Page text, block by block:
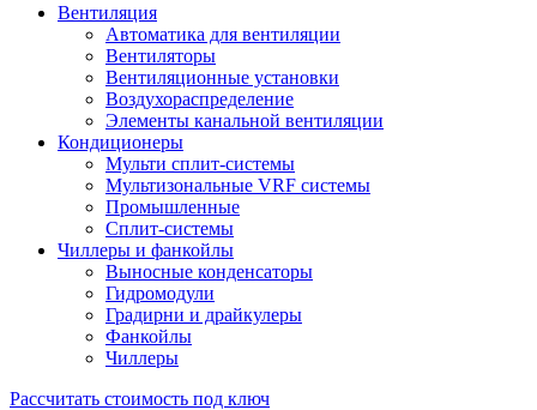
Вентиляция
Автоматика для вентиляции
Вентиляторы
Вентиляционные установки
Воздухораспределение
Элементы канальной вентиляции
Кондиционеры
Мульти сплит-системы
Мультизональные VRF системы
Промышленные
Сплит-системы
Чиллеры и фанкойлы
Выносные конденсаторы
Гидромодули
Градирни и драйкулеры
Фанкойлы
Чиллеры
Рассчитать стоимость под ключ